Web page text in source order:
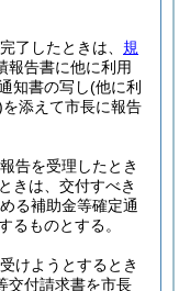
了したときは、 規
報告書に他に利用
知書の写し(他に利
を添えて市長に報告
告を受理したとき
きは、交付すべき
る補助金等確定通
るものとする。
けようとするとき
交付請求書を市長